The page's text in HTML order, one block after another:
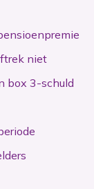
niet
box 3-schuld